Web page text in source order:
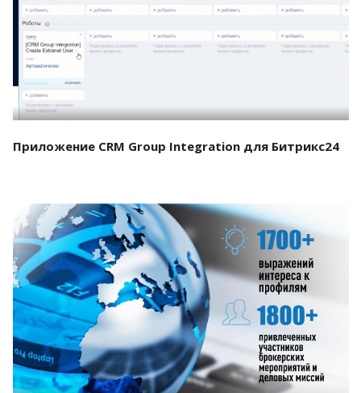
Смотреть проект
Приложение CRM Group Integration для Битрикс24
Смотреть проект